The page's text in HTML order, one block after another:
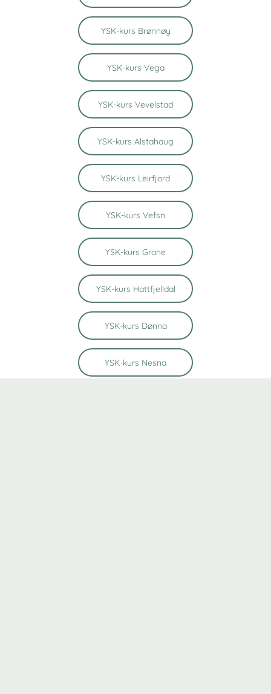
YSK-kurs Brønnøy
YSK-kurs Vega
YSK-kurs Vevelstad
YSK-kurs Alstahaug
YSK-kurs Leirfjord
YSK-kurs Vefsn
YSK-kurs Grane
YSK-kurs Hattfjelldal
YSK-kurs Dønna
YSK-kurs Nesna